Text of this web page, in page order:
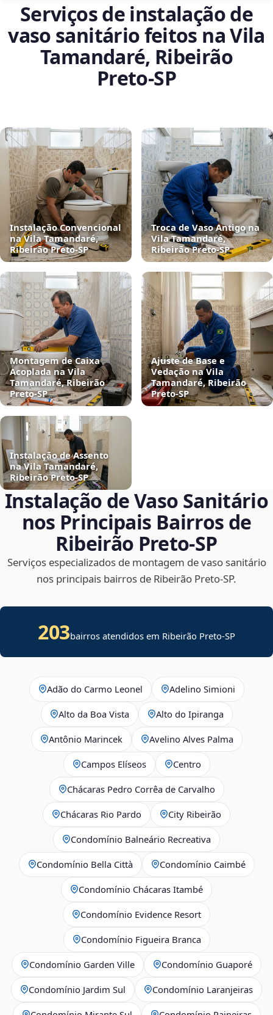
Serviços de instalação de
vaso sanitário feitos na Vila
Tamandaré, Ribeirão
Preto‑SP
Instalação Convencional
na Vila Tamandaré,
Ribeirão Preto‑SP
Troca de Vaso Antigo na
Vila Tamandaré,
Ribeirão Preto‑SP
Montagem de Caixa
Acoplada na Vila
Tamandaré, Ribeirão
Preto‑SP
Ajuste de Base e
Vedação na Vila
Tamandaré, Ribeirão
Preto‑SP
Instalação de Assento
na Vila Tamandaré,
Ribeirão Preto‑SP
Instalação de Vaso Sanitário
nos Principais Bairros de
Ribeirão Preto‑SP
Serviços especializados de montagem de vaso sanitário
nos principais bairros de Ribeirão Preto‑SP.
203bairros atendidos em Ribeirão Preto-SP
Adão do Carmo Leonel Adelino Simioni
Alto da Boa Vista Alto do Ipiranga
Antônio Marincek Avelino Alves Palma
Campos Elíseos Centro
Chácaras Pedro Corrêa de Carvalho
Chácaras Rio Pardo City Ribeirão
Condomínio Balneário Recreativa
Condomínio Bella Città Condomínio Caimbé
Condomínio Chácaras Itambé
Condomínio Evidence Resort
Condomínio Figueira Branca
Condomínio Garden Ville Condomínio Guaporé
Condomínio Jardim Sul Condomínio Laranjeiras